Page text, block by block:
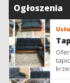
Ogłoszenia
krzesła kanapy sofy